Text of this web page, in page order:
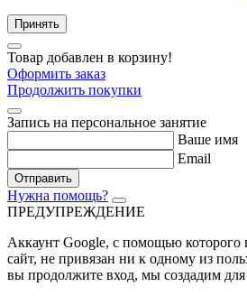
Принять
Товар добавлен в корзину!
Оформить заказ
Продолжить покупки
Запись на персональное занятие
Ваше имя
Email
Отправить
Нужна помощь?
ПРЕДУПРЕЖДЕНИЕ
Аккаунт Google, с помощью которого
сайт, не привязан ни к одному из пользователей сайта. Если
вы продолжите вход, мы создадим